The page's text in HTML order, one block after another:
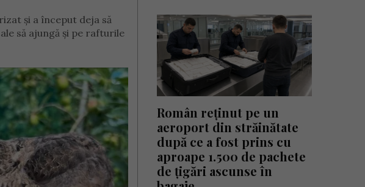
și a început deja să
să ajungă și pe rafturile
Român reținut pe un
aeroport din străinătate
după ce a fost prins cu
aproape 1.500 de pachete
de țigări ascunse în